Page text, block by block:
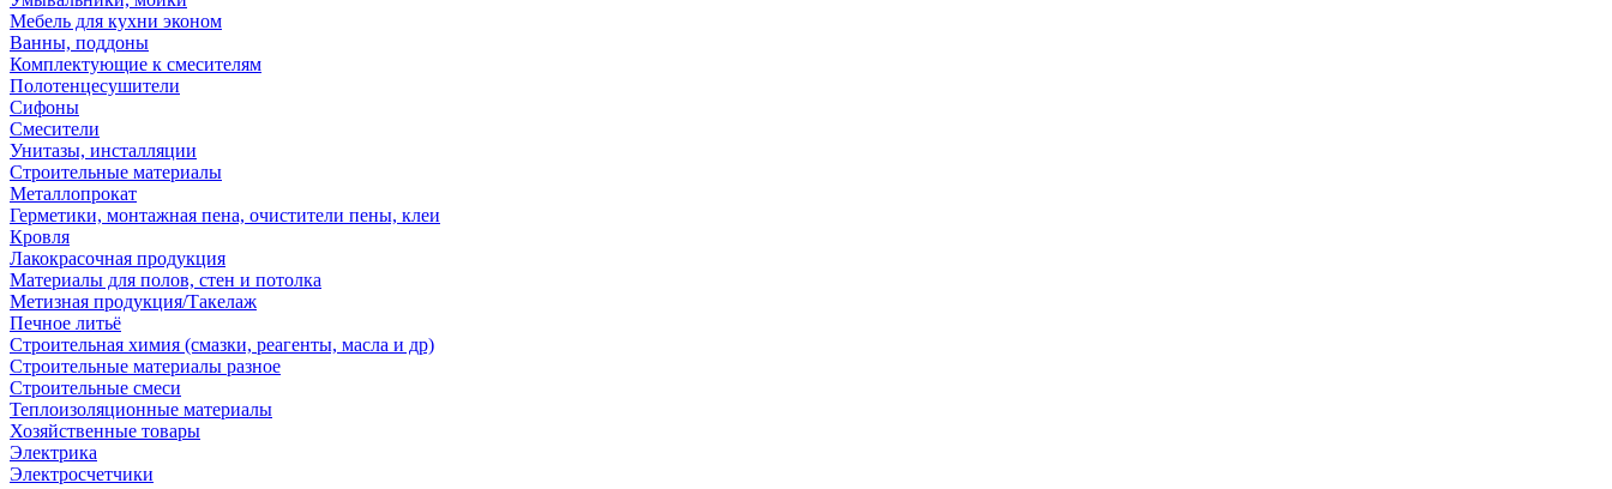
Мебель для кухни эконом
Ванны, поддоны
Комплектующие к смесителям
Полотенцесушители
Сифоны
Смесители
Унитазы, инсталляции
Строительные материалы
Металлопрокат
Герметики, монтажная пена, очистители пены, клеи
Кровля
Лакокрасочная продукция
Материалы для полов, стен и потолка
Метизная продукция/Такелаж
Печное литьё
Строительная химия (смазки, реагенты, масла и др)
Строительные материалы разное
Строительные смеси
Теплоизоляционные материалы
Хозяйственные товары
Электрика
Электросчетчики